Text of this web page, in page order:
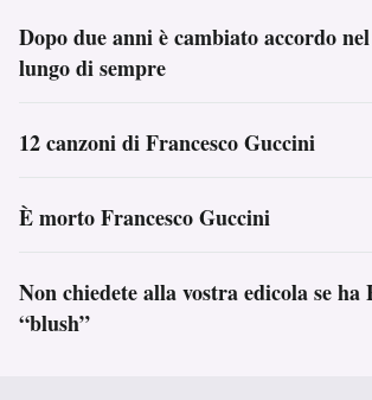
Dopo due anni è cambiato accordo
lungo di sempre
12 canzoni di Francesco Guccini
È morto Francesco Guccini
Non chiedete alla vostra edicola se ha
“blush”